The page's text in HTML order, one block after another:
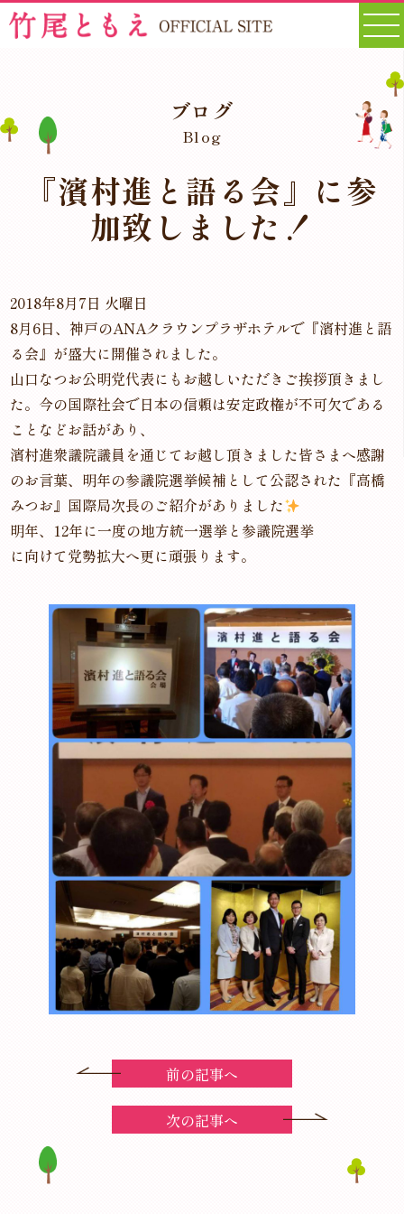
ブログ
Blog
『濱村進と語る会』に参
加致しました！
2018年8月7日 火曜日
8月6日、神戸のANAクラウンプラザホテルで『濱村進と語
る会』が盛大に開催されました。
山口なつお公明党代表にもお越しいただきご挨拶頂きまし
た。今の国際社会で日本の信頼は安定政権が不可欠である
ことなどお話があり、
濱村進衆議院議員を通じてお越し頂きました皆さまへ感謝
のお言葉、明年の参議院選挙候補として公認された『高橋
みつお』国際局次長のご紹介がありました
明年、12年に一度の地方統一選挙と参議院選挙
に向けて党勢拡大へ更に頑張ります。
前の記事へ
次の記事へ